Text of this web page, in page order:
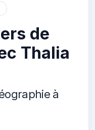
de
Thalia
à